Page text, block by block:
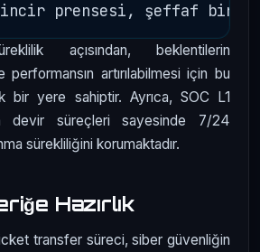
açısından, beklentilerin
performansın artırılabilmesi için bu
bir yere sahiptir. Ayrıca, SOC L1
devir süreçleri sayesinde 7/24
sürekliliğini korumaktadır.
Hazırlık
transfer süreci, siber güvenliğin